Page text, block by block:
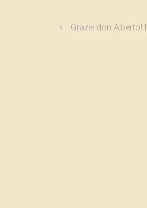
Grazie don Alberto!